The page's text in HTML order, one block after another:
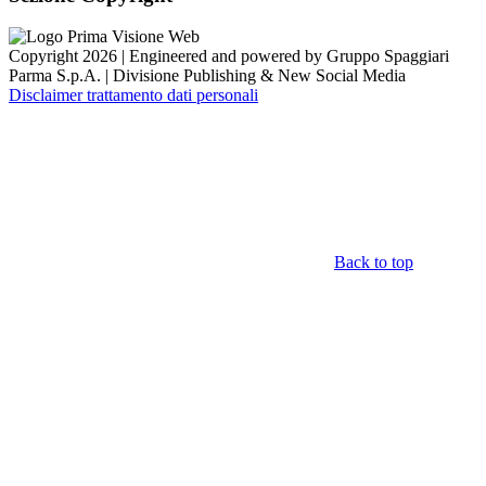
Copyright 2026 | Engineered and powered by Gruppo Spaggiari
Parma S.p.A. | Divisione Publishing & New Social Media
Disclaimer trattamento dati personali
Back to top